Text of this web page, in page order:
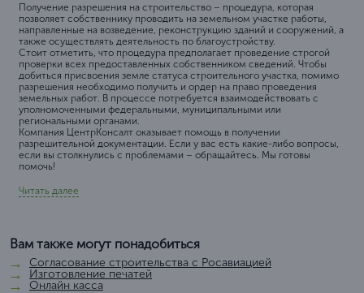
Получение разрешения на строительство – процедура, которая
позволяет собственнику проводить на земельном участке работы,
направленные на возведение, реконструкцию зданий и сооружений, а
также осуществлять деятельность по благоустройству.
Стоит отметить, что процедура предполагает проведение строгой
проверки всех предоставленных собственником сведений. Чтобы
добиться присвоения земле статуса строительного участка, помимо
разрешения необходимо получить и ордер на право проведения
земельных работ. В процессе потребуется взаимодействовать с
уполномоченными федеральными, муниципальными или
региональными органами.
Компания ЦентрКонсалт оказывает помощь в получении
разрешительной документации. Если у вас есть какие-либо вопросы,
если вы столкнулись с проблемами – обращайтесь. Мы готовы
помочь!
Читать далее
Вам также могут понадобиться
Согласование строительства с Росавиацией
Изготовление печатей
Онлайн касса